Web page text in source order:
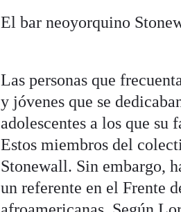
El bar neoyorquino
Las personas que
y jóvenes que se
adolescentes a los que su
Estos miembros del
Stonewall. Sin embargo,
un referente en el Frente